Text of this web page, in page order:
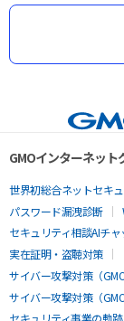
GMOインターネッ
世界初総合ネットセキ
パスワード漏洩診断
セキュリティ相談AIチャ
実在証明・盗聴対策
サイバー攻撃対策（
サイバー攻撃対策（GMO
セキュリティ事業の軌跡